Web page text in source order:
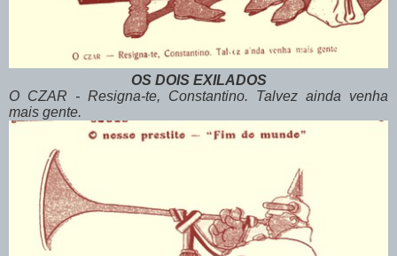
OS DOIS EXILADOS
O CZAR - Resigna-te, Constantino. Talvez ainda venha
mais gente.